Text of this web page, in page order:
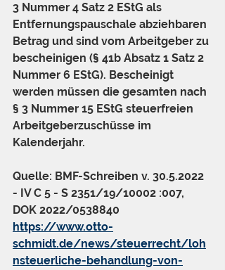
3 Nummer 4 Satz 2 EStG als
Entfernungspauschale abziehbaren
Betrag und sind vom Arbeitgeber zu
bescheinigen (§ 41b Absatz 1 Satz 2
Nummer 6 EStG). Bescheinigt
werden müssen die gesamten nach
§ 3 Nummer 15 EStG steuerfreien
Arbeitgeberzuschüsse im
Kalenderjahr.
Quelle: BMF-Schreiben v. 30.5.2022
- IV C 5 - S 2351/19/10002 :007,
DOK 2022/0538840
https://www.otto-
schmidt.de/news/steuerrecht/loh
nsteuerliche-behandlung-von-